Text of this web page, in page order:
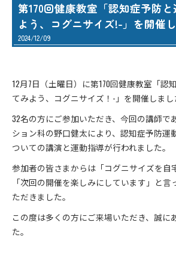
第170回健康教室「認知症予防
よう、コグニサイズ!-」を開催
2024/12/09
12月7日（土曜日）に第170回健康教室「認
てみよう、コグニサイズ！-」を開催しまし
32名の方にご参加いただき、今回の講師で
ション科の野口健太により、認知症予防運
ついての講演と運動指導が行われました。
参加者の皆さまからは「コグニサイズを自
「次回の開催を楽しみにしています」と
ただきました。
この度は多くの方にご来場いただき、誠に
た。